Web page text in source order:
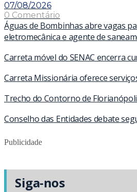
07/08/2026
0 Comentário
Águas de Bombinhas abre vagas
eletromecânica e agente de
Carreta móvel do SENAC encerra
Carreta Missionária oferece
Trecho do Contorno de
Conselho das Entidades debate
Publicidade
Siga-nos